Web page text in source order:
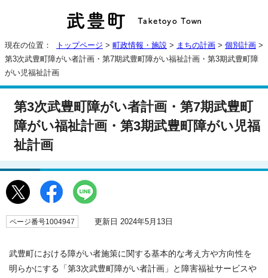
現在の位置： トップページ > 町政情報・施設 > まちの計画 > 個別計画 >
第3次武豊町障がい者計画・第7期武豊町障がい福祉計画・第3期武豊町障
がい児福祉計画
第3次武豊町障がい者計画・第7期武豊町
障がい福祉計画・第3期武豊町障がい児福
祉計画
ページ番号1004947 更新日 2024年5月13日
武豊町における障がい者施策に関する基本的な考え方や方向性を
明らかにする「第3次武豊町障がい者計画」と障害福祉サービスや